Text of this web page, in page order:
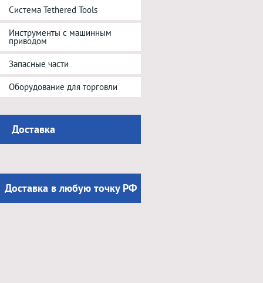
Система Tethered Tools
Инструменты с машинным
приводом
Запасные части
Оборудование для торговли
Доставка
Доставка в любую точку РФ